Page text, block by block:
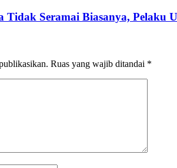
Seramai Biasanya, Pelaku
Ruas yang wajib ditandai *